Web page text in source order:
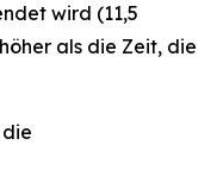
wird (11,5
als die Zeit, die